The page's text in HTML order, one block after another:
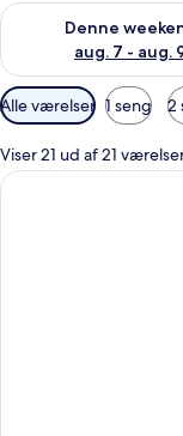
Denne
aug. 7 - aug.
Tjek tilgængelighed
Tilgængelige
filtre
for
værelser
Alle værelser 1 seng 2
Viser 21 ud af 21